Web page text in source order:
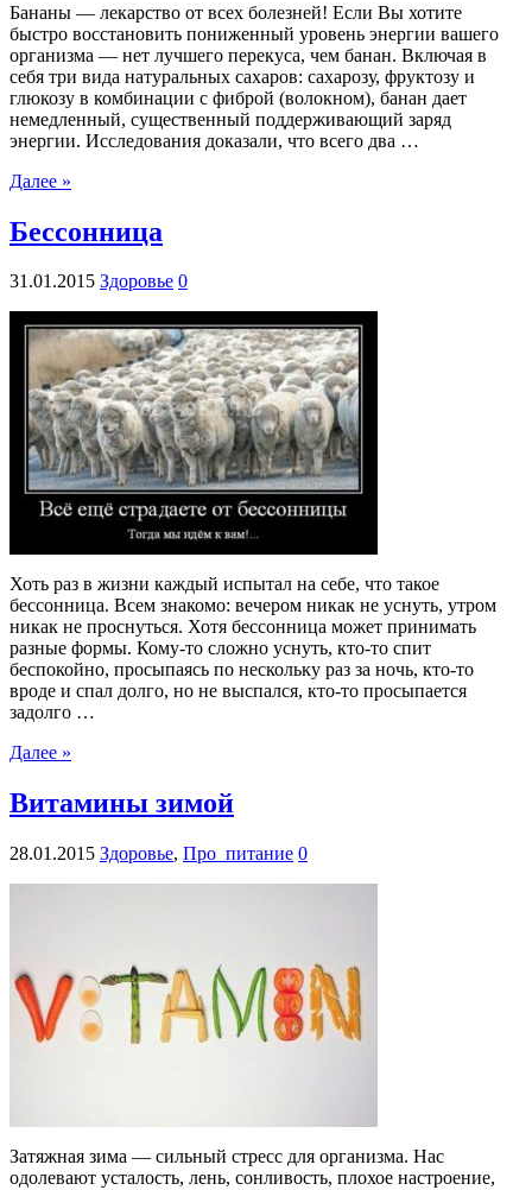
Бананы — лекарство от всех болезней! Если Вы хотите
быстро восстановить пониженный уровень энергии вашего
организма — нет лучшего перекуса, чем банан. Включая в
себя три вида натуральных сахаров: сахарозу, фруктозу и
глюкозу в комбинации с фиброй (волокном), банан дает
немедленный, существенный поддерживающий заряд
энергии. Исследования доказали, что всего два …
Далее »
Бессонница
31.01.2015 Здоровье 0
Хоть раз в жизни каждый испытал на себе, что такое
бессонница. Всем знакомо: вечером никак не уснуть, утром
никак не проснуться. Хотя бессонница может принимать
разные формы. Кому-то сложно уснуть, кто-то спит
беспокойно, просыпаясь по нескольку раз за ночь, кто-то
вроде и спал долго, но не выспался, кто-то просыпается
задолго …
Далее »
Витамины зимой
28.01.2015 Здоровье, Про_питание 0
Затяжная зима — сильный стресс для организма. Нас
одолевают усталость, лень, сонливость, плохое настроение,